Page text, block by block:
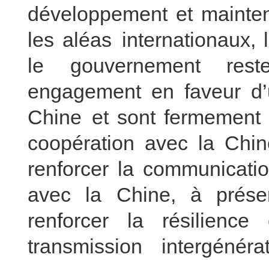
développement et
les aléas internationaux,
le gouvernement
engagement en faveur
Chine et sont
coopération avec la
renforcer la
avec la Chine, à
renforcer la résilience
transmission